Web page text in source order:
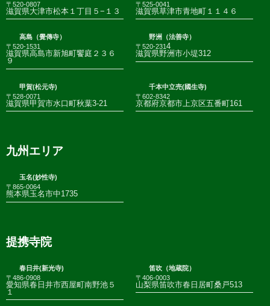
〒520-0807
滋賀県大津市松本１丁目５−１３
〒525-0041
滋賀県草津市青地町１１４６
高島（覺傳寺）
〒520-1531
滋賀県高島市新旭町饗庭２３６
９
野洲（法善寺）
〒520-2314
滋賀県野洲市小堤312
甲賀(松元寺)
〒528-0071
滋賀県甲賀市水口町秋葉3-21
千本中立売(國生寺)
〒602-8342
京都府京都市上京区五番町161
九州エリア
玉名(妙性寺)
〒865-0064
熊本県玉名市中1735
提携寺院
春日井(新光寺)
〒486-0908
愛知県春日井市西屋町南野池５
１
笛吹（地蔵院）
〒406-0003
山梨県笛吹市春日居町桑戸513